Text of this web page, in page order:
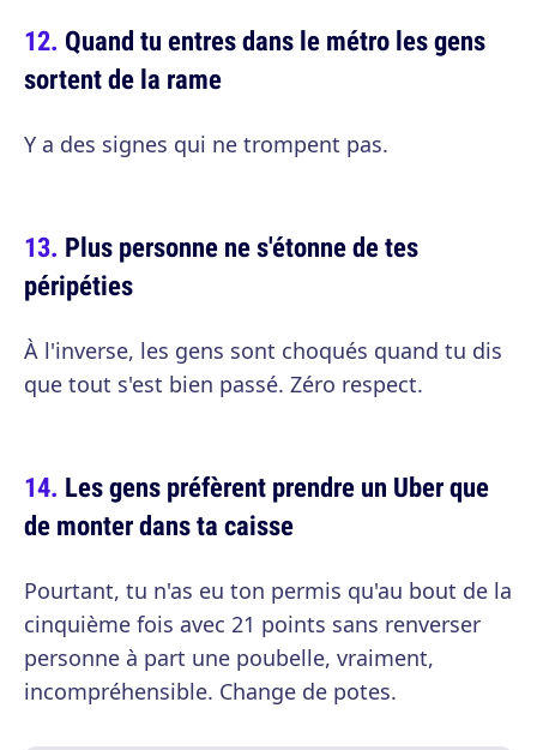
Quand tu entres dans le métro les gens
sortent de la rame
Y a des signes qui ne trompent pas.
Plus personne ne s'étonne de tes
péripéties
À l'inverse, les gens sont choqués quand tu dis
que tout s'est bien passé. Zéro respect.
Les gens préfèrent prendre un Uber que
de monter dans ta caisse
Pourtant, tu n'as eu ton permis qu'au bout de la
cinquième fois avec 21 points sans renverser
personne à part une poubelle, vraiment,
incompréhensible. Change de potes.